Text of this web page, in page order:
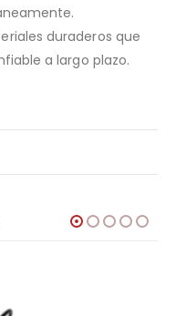
duraderos que
a largo plazo.